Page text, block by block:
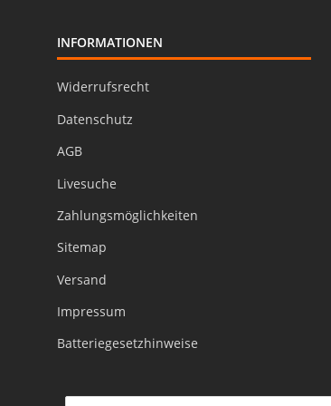
INFORMATIONEN
Widerrufsrecht
Datenschutz
AGB
Livesuche
Zahlungsmöglichkeiten
Sitemap
Versand
Impressum
Batteriegesetzhinweise